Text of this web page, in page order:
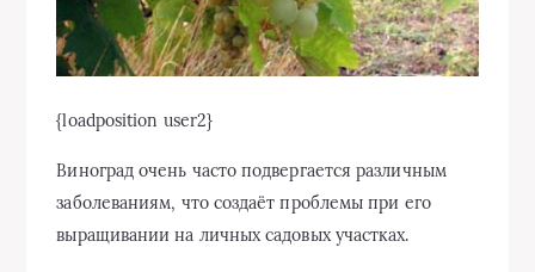
{loadposition user2}
Виноград очень часто подвергается различным
заболеваниям, что создаёт проблемы при его
выращивании на личных садовых участках.